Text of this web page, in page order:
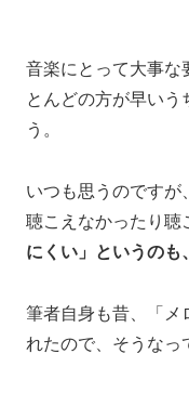
う。
いつも思うのですが、
にくい」というのも
筆者自身も昔、「メ
考えていないからで